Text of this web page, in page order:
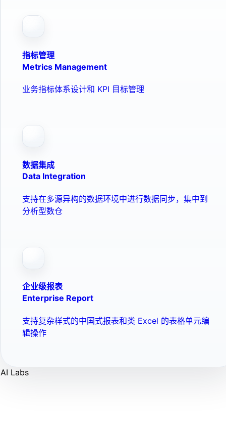
指标管理
Metrics Management
业务指标体系设计和 KPI 目标管理
数据集成
Data Integration
支持在多源异构的数据环境中进行数据同步，集中到
分析型数仓
企业级报表
Enterprise Report
支持复杂样式的中国式报表和类 Excel 的表格单元编
辑操作
AI Labs